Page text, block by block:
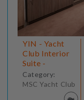
YIN - Yacht
Club Interior
Suite -
Category:
MSC Yacht Club